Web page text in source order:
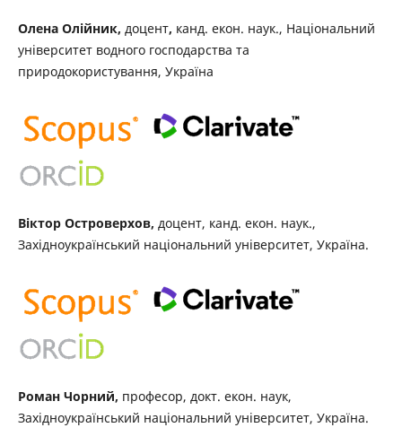
Олена Олійник, доцент, канд. екон. наук., Національний
університет водного господарства та
природокористування, Україна
Віктор Островерхов, доцент, канд. екон. наук.,
Західноукраїнський національний університет, Україна.
Роман Чорний, професор, докт. екон. наук,
Західноукраїнський національний університет, Україна.